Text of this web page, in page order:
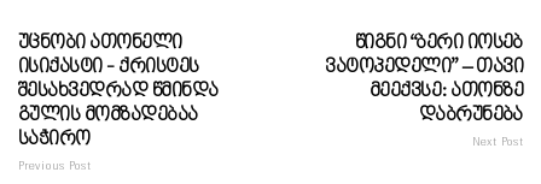
Უცნობი Ათონელი
Ისიქასტი - Ქრისტეს
Შესახვედრად Წმინდა
Გულის Მომზადებაა
Საჭირო
Previous Post
Წიგნი “ბერი Იოსებ
Ვატოპედელი” – Თავი
Მეექვსე: Ათონზე
Დაბრუნება
Next Post